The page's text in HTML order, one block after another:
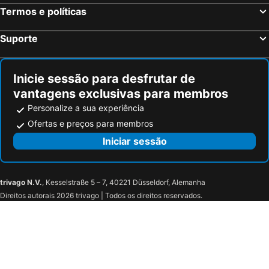
Termos e políticas
Suporte
Inicie sessão para desfrutar de
vantagens exclusivas para membros
Personalize a sua experiência
Ofertas e preços para membros
Iniciar sessão
trivago N.V., Kesselstraße 5 – 7, 40221 Düsseldorf, Alemanha
Direitos autorais 2026 trivago | Todos os direitos reservados.